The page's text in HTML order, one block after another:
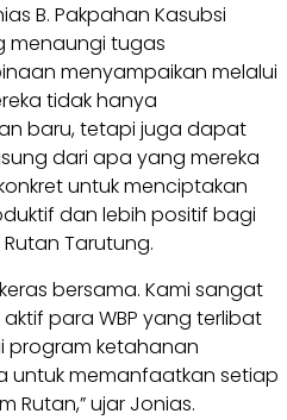
B. Pakpahan Kasubsi
menaungi tugas
menyampaikan melalui
tidak hanya
baru, tetapi juga dapat
dari apa yang mereka
untuk menciptakan
dan lebih positif bagi
Tarutung.
bersama. Kami sangat
para WBP yang terlibat
program ketahanan
untuk memanfaatkan setiap
Rutan,” ujar Jonias.